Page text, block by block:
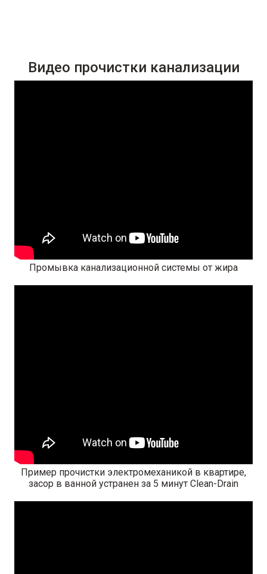
Видео прочистки канализации
Промывка канализационной системы от жира
Пример прочистки электромеханикой в квартире,
засор в ванной устранен за 5 минут Clean-Drain